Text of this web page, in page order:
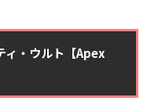
ィ・ウルト【Apex